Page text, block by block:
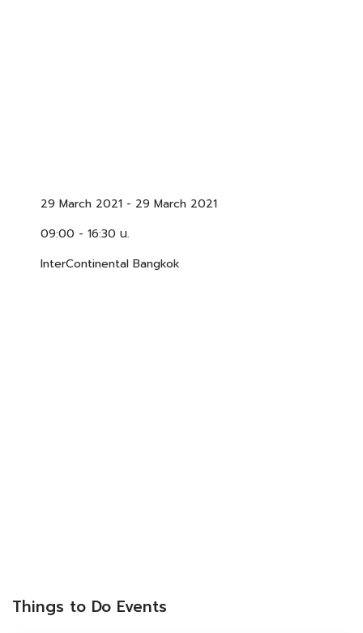
29 March 2021 - 29 March 2021
09:00 - 16:30 น.
InterContinental Bangkok
Things to Do Events